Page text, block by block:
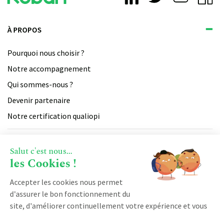
À PROPOS
Pourquoi nous choisir ?
Notre accompagnement
Qui sommes-nous ?
Devenir partenaire
Notre certification qualiopi
Vente
Facturation
Marketing
RESSOURCES
Blog
Salut c'est nous...
les Cookies !
Accepter les cookies nous permet
d'assurer le bon fonctionnement du
site, d'améliorer continuellement votre expérience et vous